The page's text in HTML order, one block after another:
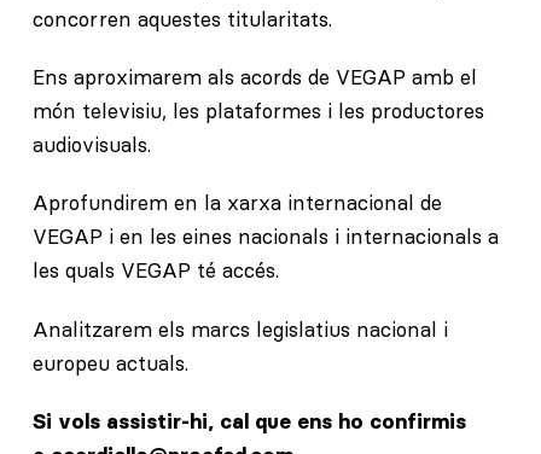
concorren aquestes titularitats.
Ens aproximarem als acords de VEGAP amb el
món televisiu, les plataformes i les productores
audiovisuals.
Aprofundirem en la xarxa internacional de
VEGAP i en les eines nacionals i internacionals a
les quals VEGAP té accés.
Analitzarem els marcs legislatius nacional i
europeu actuals.
Si vols assistir-hi, cal que ens ho confirmis